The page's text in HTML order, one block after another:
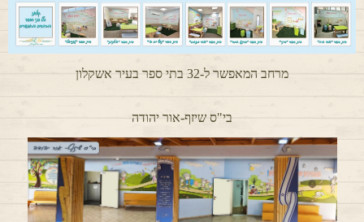
מרחב המאפשר ל-32 בתי ספר בעיר אשקלון
בי"ס שיזף-אור יהודה